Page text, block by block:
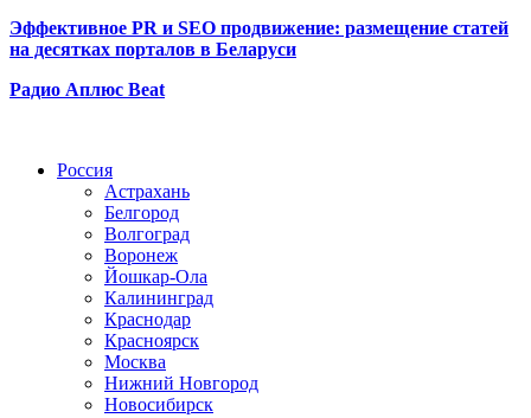
Эффективное PR и SEO продвижение: размещение статей
на десятках порталов в Беларуси
Радио Аплюс Beat
Россия
Астрахань
Белгород
Волгоград
Воронеж
Йошкар-Ола
Калининград
Краснодар
Красноярск
Москва
Нижний Новгород
Новосибирск